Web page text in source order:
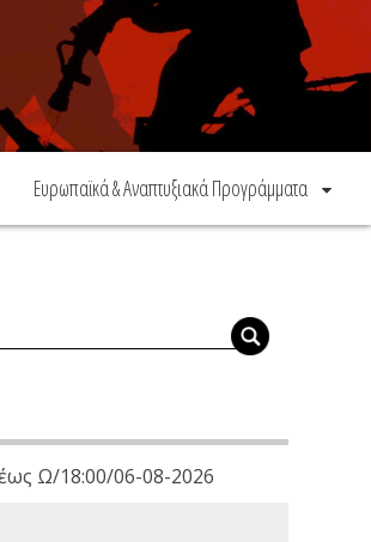
Ευρωπαϊκά & Αναπτυξιακά Προγράμματα
Ω/18:00/06-08-2026